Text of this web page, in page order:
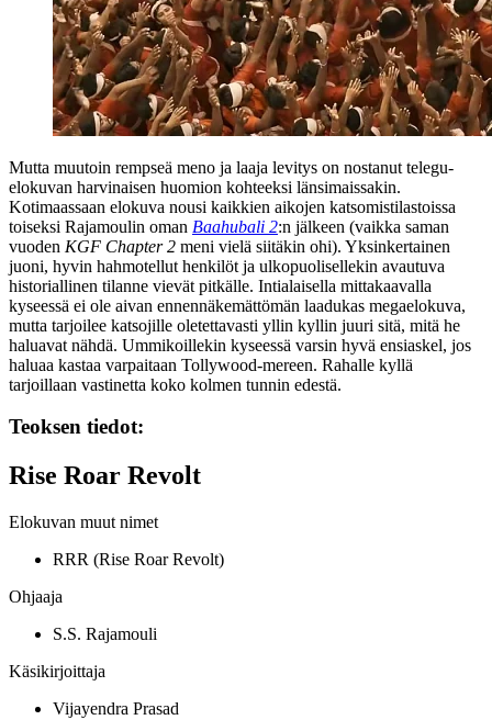
Mutta muutoin rempseä meno ja laaja levitys on nostanut telegu-
elokuvan harvinaisen huomion kohteeksi länsimaissakin.
Kotimaassaan elokuva nousi kaikkien aikojen katsomistilastoissa
toiseksi Rajamoulin oman Baahubali 2:n jälkeen (vaikka saman
vuoden KGF Chapter 2 meni vielä siitäkin ohi). Yksinkertainen
juoni, hyvin hahmotellut henkilöt ja ulkopuolisellekin avautuva
historiallinen tilanne vievät pitkälle. Intialaisella mittakaavalla
kyseessä ei ole aivan ennennäkemättömän laadukas megaelokuva,
mutta tarjoilee katsojille oletettavasti yllin kyllin juuri sitä, mitä he
haluavat nähdä. Ummikoillekin kyseessä varsin hyvä ensiaskel, jos
haluaa kastaa varpaitaan Tollywood-mereen. Rahalle kyllä
tarjoillaan vastinetta koko kolmen tunnin edestä.
Teoksen tiedot:
Rise Roar Revolt
Elokuvan muut nimet
RRR (Rise Roar Revolt)
Ohjaaja
S.S. Rajamouli
Käsikirjoittaja
Vijayendra Prasad